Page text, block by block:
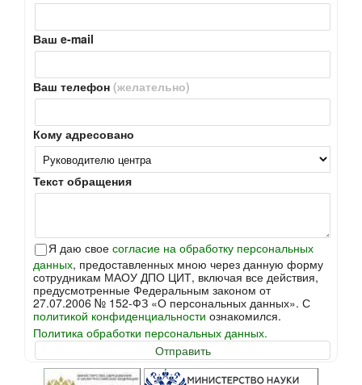
Ваш e-mail
Ваш телефон (желательно)
Кому адресовано
Текст обращения
Я даю свое согласие на обработку персональных
данных, предоставленных мною через данную форму
сотрудникам МАОУ ДПО ЦИТ, включая все действия,
предусмотренные Федеральным законом от
27.07.2006 № 152-ФЗ «О персональных данных». С
политикой конфиденциальности ознакомился.
Политика обработки персональных данных.